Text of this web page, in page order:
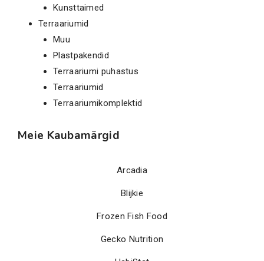
Kunsttaimed
Terraariumid
Muu
Plastpakendid
Terraariumi puhastus
Terraariumid
Terraariumikomplektid
Meie Kaubamärgid
Arcadia
Blijkie
Frozen Fish Food
Gecko Nutrition